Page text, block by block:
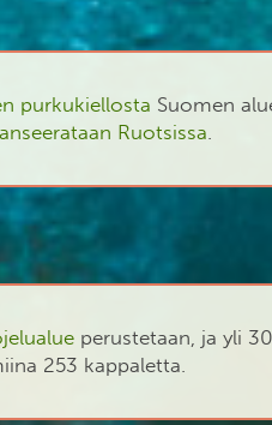
purkukiellosta Suomen
Ruotsissa.
perustetaan, ja yli
253 kappaletta.